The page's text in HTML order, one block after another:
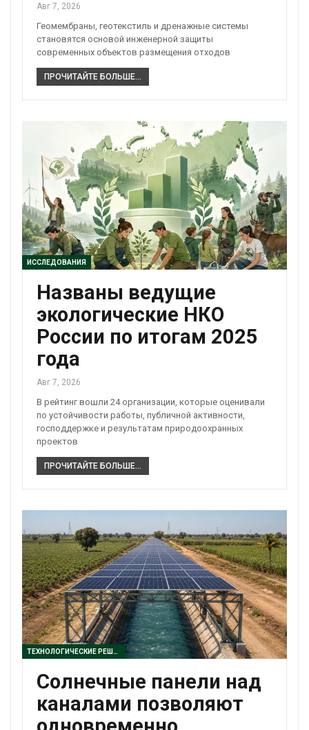
Авг 7, 2026
Геомембраны, геотекстиль и дренажные системы
становятся основой инженерной защиты
современных объектов размещения отходов
ПРОЧИТАЙТЕ БОЛЬШЕ...
ИССЛЕДОВАНИЯ
Названы ведущие
экологические НКО
России по итогам 2025
года
Авг 7, 2026
В рейтинг вошли 24 организации, которые оценивали
по устойчивости работы, публичной активности,
господдержке и результатам природоохранных
проектов
ПРОЧИТАЙТЕ БОЛЬШЕ...
ТЕХНОЛОГИЧЕСКИЕ РЕШЕНИЯ
Солнечные панели над
каналами позволяют